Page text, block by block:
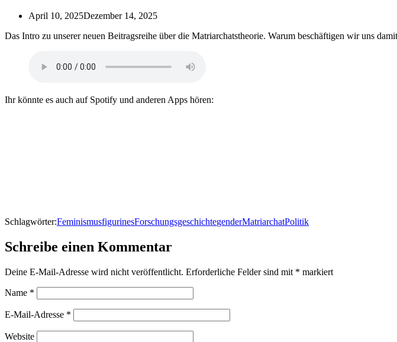
April 10, 2025Dezember 14, 2025
Das Intro zu unserer neuen Beitragsreihe über die Matriarchatstheorie. Warum beschäftigen wir uns
Ihr könnte es auch auf Spotify und anderen Apps hören:
Schlagwörter:FeminismusfigurinesForschungsgeschichtegenderMatriarchatPolitik
Schreibe einen Kommentar
Deine E-Mail-Adresse wird nicht veröffentlicht. Erforderliche Felder sind mit * markiert
Name *
E-Mail-Adresse *
Website